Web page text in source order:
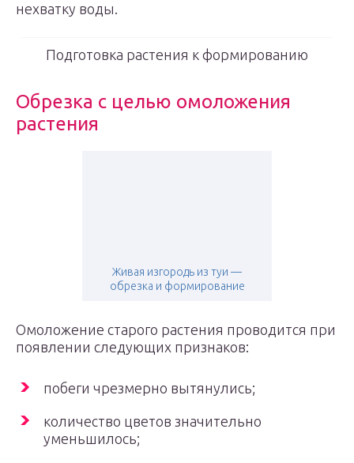
нехватку воды.
Подготовка растения к формированию
Обрезка с целью омоложения
растения
Живая изгородь из туи —
обрезка и формирование
Омоложение старого растения проводится при
появлении следующих признаков:
побеги чрезмерно вытянулись;
количество цветов значительно
уменьшилось;